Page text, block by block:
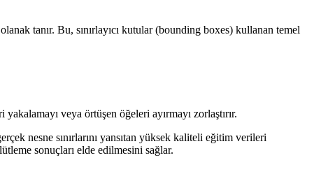
tanır. Bu, sınırlayıcı kutular (bounding boxes) kullanan temel
veya örtüşen öğeleri ayırmayı zorlaştırır.
nesne sınırlarını yansıtan yüksek kaliteli eğitim verileri
sonuçları elde edilmesini sağlar.